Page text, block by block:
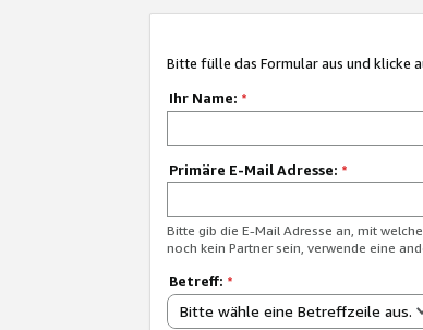
Bitte fülle das Formular aus und klicke
Ihr Name: *
Primäre E-Mail Adresse: *
Bitte gib die E-Mail Adresse an, mit
noch kein Partner sein, verwende eine
Betreff: *
Bitte wähle eine Betreffzeile aus.